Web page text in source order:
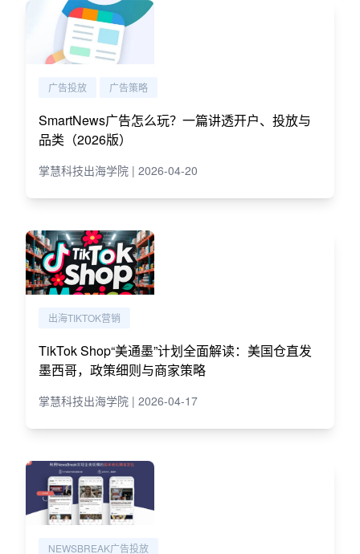
广告投放 广告策略
SmartNews广告怎么玩？一篇讲透开户、投放与
品类（2026版）
掌慧科技出海学院 | 2026-04-20
出海TIKTOK营销
TikTok Shop“美通墨”计划全面解读：美国仓直发
墨西哥，政策细则与商家策略
掌慧科技出海学院 | 2026-04-17
NEWSBREAK广告投放